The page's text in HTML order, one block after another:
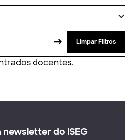
Limpar Filtros
docentes.
newsletter do ISEG